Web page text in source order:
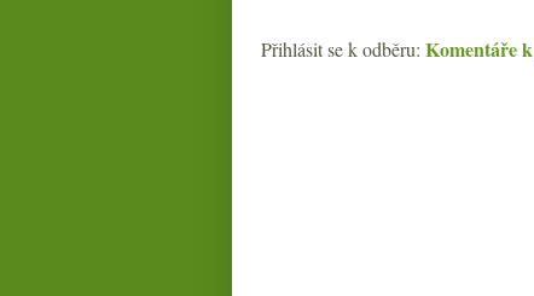
Přihlásit se k odběru: Komentáře